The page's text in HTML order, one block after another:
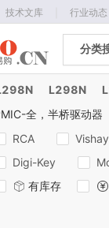
技术文库 行业动态
分类
L298N
全，半桥驱动器
RCA
Digi-Key
有库存